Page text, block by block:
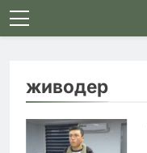
Skip
to
живодер